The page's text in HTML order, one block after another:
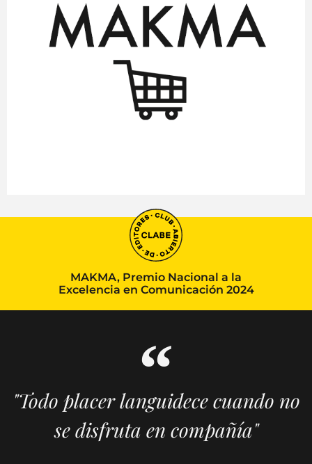
MAKMA, Premio Nacional a la
Excelencia en Comunicación 2024
"Todo placer languidece cuando no
se disfruta en compañía"